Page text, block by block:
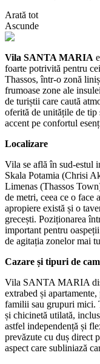
Arată tot
Ascunde
Vila SANTA MARIA
foarte potrivită pentru
Thassos, într-o zonă
frumoase zone ale
de turiștii care caută
oferită de unitățile de tip
accent pe confortul
Localizare
Vila se află în sud-estul
Skala Potamia (Chrisi
Limenas (Thassos
de metri, ceea ce o face
apropiere există și o
grecești. Poziționarea
important pentru
de agitația zonelor mai
Cazare și tipuri de
Vila SANTA MARIA
extrabed și
familii sau grupuri mici.
și chicinetă utilată,
astfel independență și
prevăzute cu duș direct
aspect care subliniază